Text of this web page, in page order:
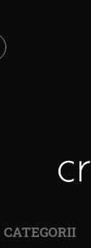
CATEGORII